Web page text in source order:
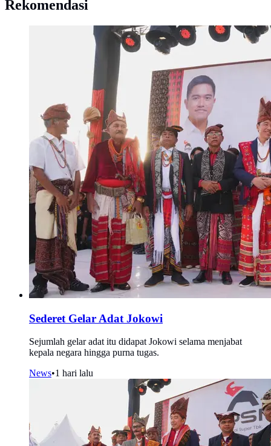
Rekomendasi
Sederet Gelar Adat Jokowi
Sejumlah gelar adat itu didapat Jokowi selama menjabat
kepala negara hingga purna tugas.
News•1 hari lalu